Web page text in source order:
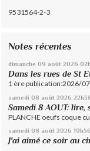
9531564-2-3
Notes récentes
dimanche 09 août 2026
Dans les rues de St
1 ère publication:2026/
samedi 08 août 2026
Samedi 8 AOUT: lire,
PLANCHE oeufs coque
samedi 08 août 2026 19h56
J'ai aimé ce soir au